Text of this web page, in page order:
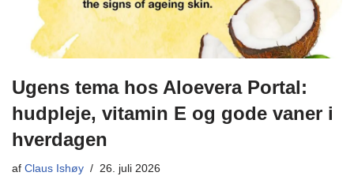
Ugens tema hos Aloevera Portal:
hudpleje, vitamin E og gode vaner i
hverdagen
af Claus Ishøy 26. juli 2026